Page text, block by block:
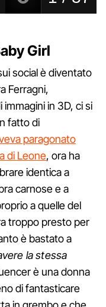
Girl
social è diventato
Ferragni,
in 3D, ci si
fatto di
paragonato
di Leone, ora ha
identica a
carnose e a
a quelle del
troppo presto per
è bastato a
la stessa
è una donna
di fantasticare